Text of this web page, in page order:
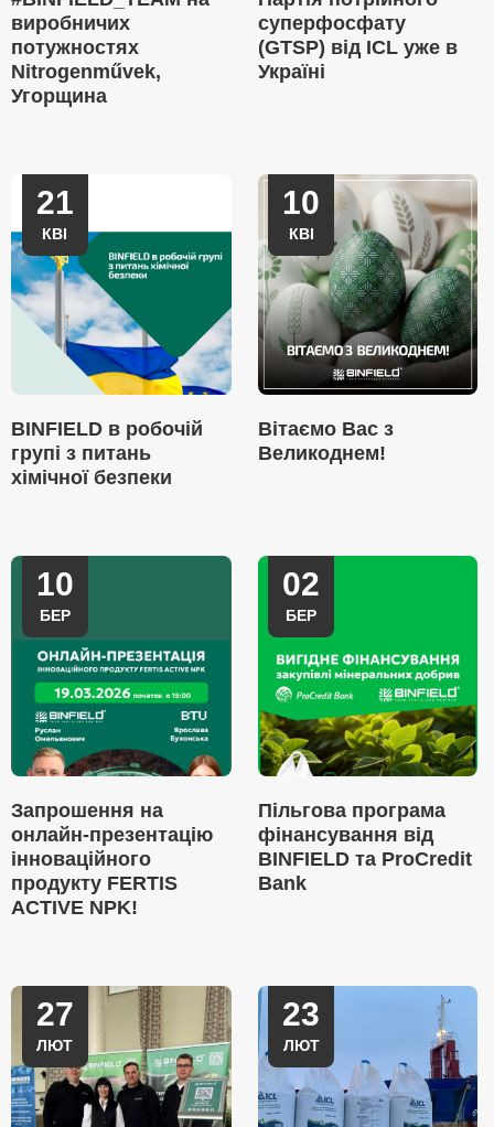
виробничих
потужностях
Nitrogenművek,
Угорщина
суперфосфату
(GTSP) від ICL уже в
Україні
21
КВІ
BINFIELD в робочій
групі з питань
хімічної безпеки
10
КВІ
Вітаємо Вас з
Великоднем!
10
БЕР
Запрошення на
онлайн-презентацію
інноваційного
продукту FERTIS
ACTIVE NPK!
02
БЕР
Пільгова програма
фінансування від
BINFIELD та ProCredit
Bank
27
ЛЮТ
23
ЛЮТ